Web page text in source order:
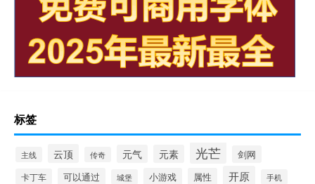
标签
主线 云顶 传奇 元气 元素 光芒 剑网
卡丁车 可以通过 城堡 小游戏 属性 开原 手机